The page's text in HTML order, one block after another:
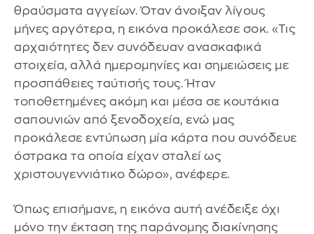
θραύσματα αγγείων. Όταν άνοιξαν λίγους
μήνες αργότερα, η εικόνα προκάλεσε σοκ. «Τις
αρχαιότητες δεν συνόδευαν ανασκαφικά
στοιχεία, αλλά ημερομηνίες και σημειώσεις με
προσπάθειες ταύτισής τους. Ήταν
τοποθετημένες ακόμη και μέσα σε κουτάκια
σαπουνιών από ξενοδοχεία, ενώ μας
προκάλεσε εντύπωση μία κάρτα που συνόδευε
όστρακα τα οποία είχαν σταλεί ως
χριστουγεννιάτικο δώρο», ανέφερε.
Όπως επισήμανε, η εικόνα αυτή ανέδειξε όχι
μόνο την έκταση της παράνομης διακίνησης